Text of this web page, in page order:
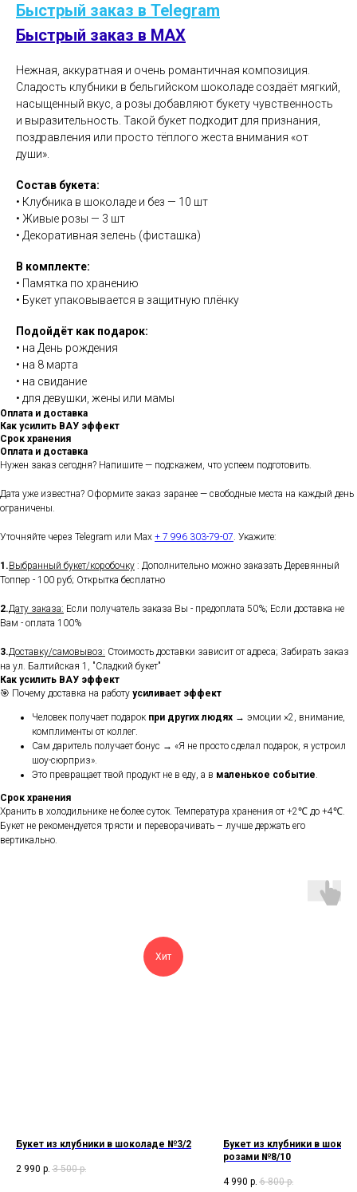
Быстрый заказ в Telegram
Быстрый заказ в MAX
Нежная, аккуратная и очень романтичная композиция.
Сладость клубники в бельгийском шоколаде создаёт мягкий,
насыщенный вкус, а розы добавляют букету чувственность
и выразительность. Такой букет подходит для признания,
поздравления или просто тёплого жеста внимания «от
души».
Состав букета:
• Клубника в шоколаде и без — 10 шт
• Живые розы — 3 шт
• Декоративная зелень (фисташка)
В комплекте:
• Памятка по хранению
• Букет упаковывается в защитную плёнку
Подойдёт как подарок:
• на День рождения
• на 8 марта
• на свидание
• для девушки, жены или мамы
Оплата и доставка
Как усилить ВАУ эффект
Срок хранения
Оплата и доставка
Нужен заказ сегодня? Напишите — подскажем, что успеем подготовить.
Дата уже известна? Оформите заказ заранее — свободные места на каждый день
ограничены.
Уточняйте через Telegram или Max + 7 996 303-79-07. Укажите:
1.Выбранный букет/коробочку : Дополнительно можно заказать Деревянный
Топпер - 100 руб; Открытка бесплатно
2.Дату заказа: Если получатель заказа Вы - предоплата 50%; Если доставка не
Вам - оплата 100%
3.Доставку/самовывоз: Стоимость доставки зависит от адреса; Забирать заказ
на ул. Балтийская 1, "Сладкий букет"
Как усилить ВАУ эффект
🎯 Почему доставка на работу усиливает эффект
Человек получает подарок при других людях → эмоции ×2, внимание,
комплименты от коллег.
Сам даритель получает бонус → «Я не просто сделал подарок, я устроил
шоу-сюрприз».
Это превращает твой продукт не в еду, а в маленькое событие.
Срок хранения
Хранить в холодильнике не более суток. Температура хранения от +2℃ до +4℃.
Букет не рекомендуется трясти и переворачивать – лучше держать его
вертикально.
Хит
Букет из клубники в шоколаде №3/2
2 990 р. 3 500 р.
Букет из клубники в
розами №8/10
4 990 р. 6 800 р.